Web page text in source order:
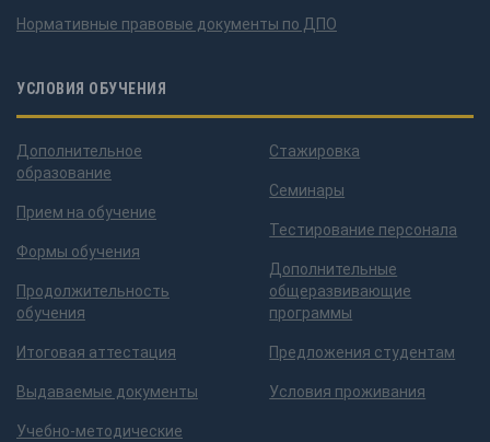
Нормативные правовые документы по ДПО
УСЛОВИЯ ОБУЧЕНИЯ
Дополнительное
образование
Прием на обучение
Формы обучения
Продолжительность
обучения
Итоговая аттестация
Выдаваемые документы
Учебно-методические
Стажировка
Семинары
Тестирование персонала
Дополнительные
общеразвивающие
программы
Предложения студентам
Условия проживания